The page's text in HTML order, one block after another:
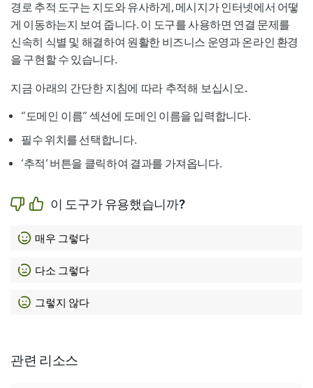
경로 추적 도구는 지도와 유사하게, 메시지가 인터넷에서 어떻
게 이동하는지 보여 줍니다. 이 도구를 사용하면 연결 문제를
신속히 식별 및 해결하여 원활한 비즈니스 운영과 온라인 환경
을 구현할 수 있습니다.
지금 아래의 간단한 지침에 따라 추적해 보십시오.
“도메인 이름” 섹션에 도메인 이름을 입력합니다.
필수 위치를 선택합니다.
‘추적’ 버튼을 클릭하여 결과를 가져옵니다.
이 도구가 유용했습니까?
매우 그렇다
다소 그렇다
그렇지 않다
관련 리소스